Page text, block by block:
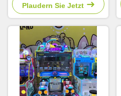
Plaudern Sie Jetzt